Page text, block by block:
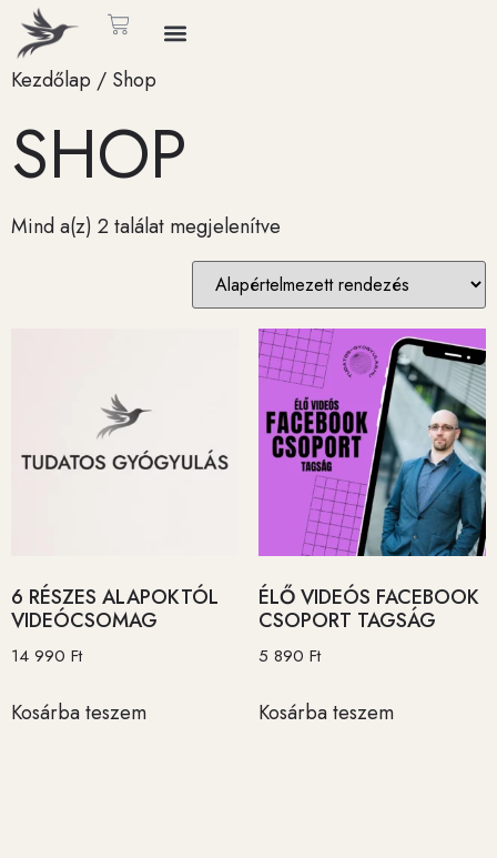
Kezdőlap / Shop
SHOP
Mind a(z) 2 találat megjelenítve
6 RÉSZES ALAPOKTÓL
VIDEÓCSOMAG
14 990 Ft
Kosárba teszem
ÉLŐ VIDEÓS FACEBOOK
CSOPORT TAGSÁG
5 890 Ft
Kosárba teszem